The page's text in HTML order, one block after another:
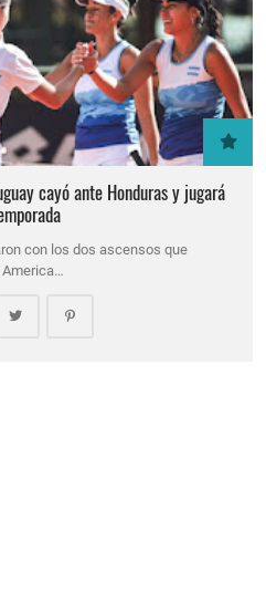
cayó ante Honduras y jugará
con los dos ascensos que
America…